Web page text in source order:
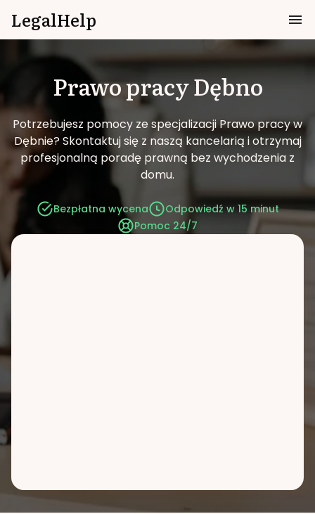
LegalHelp
Prawo pracyDębno
Potrzebujesz pomocy ze specjalizacji Prawo pracy w
Dębnie?Skontaktuj się z naszą kancelarią i otrzymaj
profesjonalną poradę prawną bez wychodzenia z
domu.
Bezpłatna wycena
Odpowiedź w 15 minut
Pomoc 24/7